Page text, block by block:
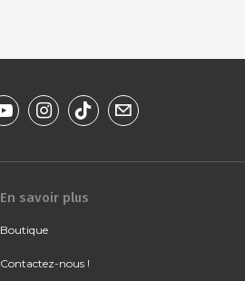
En savoir plus
Boutique
Contactez-nous !